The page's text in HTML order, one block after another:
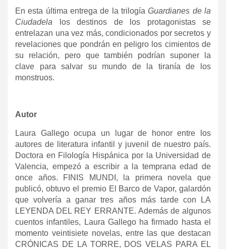
En esta última entrega de la trilogíaGuardianes de la
Ciudadela los destinos de los protagonistas se
entrelazan una vez más, condicionados por secretos y
revelaciones que pondrán en peligro los cimientos de
su relación, pero que también podrían suponer la
clave para salvar su mundo de la tiranía de los
monstruos.
Autor
Laura Gallego ocupa un lugar de honor entre los
autores de literatura infantil y juvenil de nuestro país.
Doctora en Filología Hispánica por la Universidad de
Valencia, empezó a escribir a la temprana edad de
once años. FINIS MUNDI, la primera novela que
publicó, obtuvo el premio El Barco de Vapor, galardón
que volvería a ganar tres años más tarde con LA
LEYENDA DEL REY ERRANTE. Además de algunos
cuentos infantiles, Laura Gallego ha firmado hasta el
momento veintisiete novelas, entre las que destacan
CRÓNICAS DE LA TORRE, DOS VELAS PARA EL